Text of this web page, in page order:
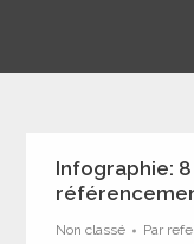
Infographie:
Non classé Par